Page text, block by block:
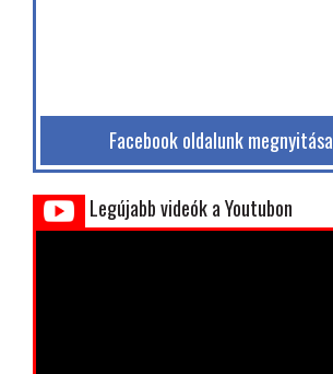
Facebook oldalunk megnyitása
Legújabb videók a Youtubon